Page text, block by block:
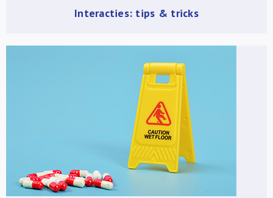
Interacties: tips & tricks